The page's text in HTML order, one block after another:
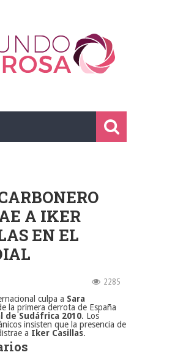
A IKER
EN EL
2285
culpa a Sara
la primera derrota de España
de Sudáfrica 2010. Los
insisten que la presencia de
a Iker Casillas.